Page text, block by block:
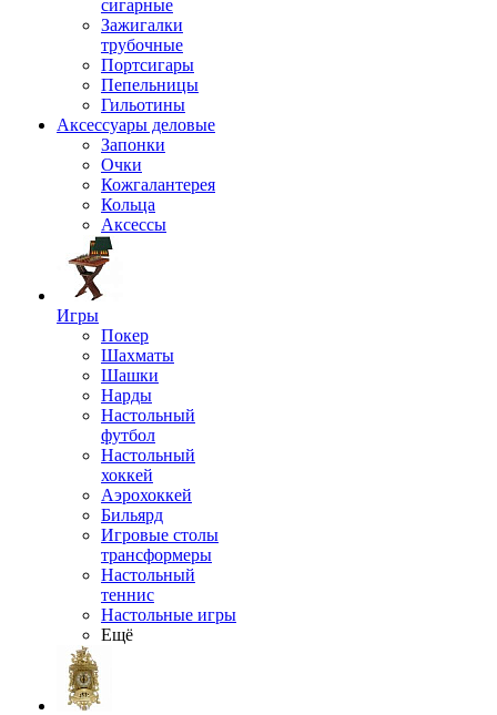
сигарные
Зажигалки
трубочные
Портсигары
Пепельницы
Гильотины
Аксессуары деловые
Запонки
Очки
Кожгалантерея
Кольца
Аксессы
Игры
Покер
Шахматы
Шашки
Нарды
Настольный
футбол
Настольный
хоккей
Аэрохоккей
Бильярд
Игровые столы
трансформеры
Настольный
теннис
Настольные игры
Ещё